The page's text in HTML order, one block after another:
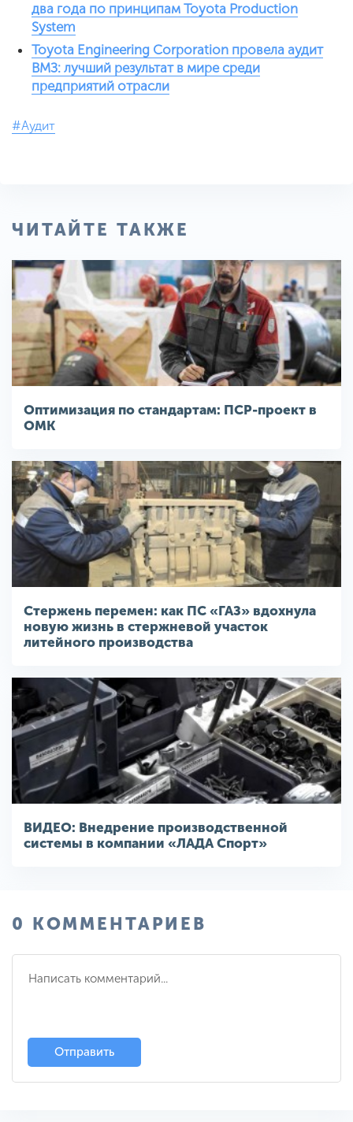
два года по принципам Toyota Production
System
Toyota Engineering Corporation провела аудит
ВМЗ: лучший результат в мире среди
предприятий отрасли
#Аудит
ЧИТАЙТЕ ТАКЖЕ
Оптимизация по стандартам: ПСР-проект в
ОМК
Стержень перемен: как ПС «ГАЗ» вдохнула
новую жизнь в стержневой участок
литейного производства
ВИДЕО: Внедрение производственной
системы в компании «ЛАДА Спорт»
0 КОММЕНТАРИЕВ
Отправить